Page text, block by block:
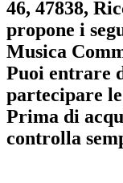
46, 47838,
propone i
Musica
Puoi entrare
partecipare
Prima di
controlla